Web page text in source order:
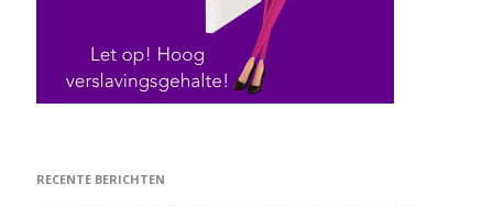
RECENTE BERICHTEN